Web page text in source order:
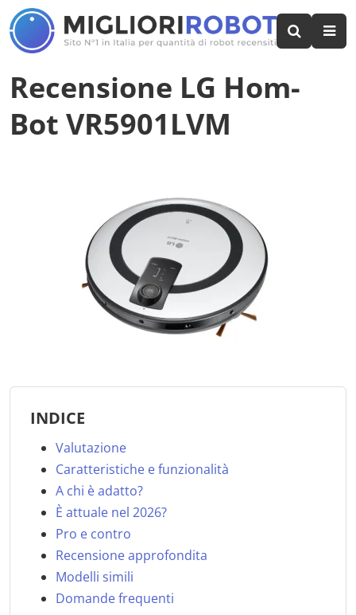
Recensione LG Hom-
Bot VR5901LVM
INDICE
Valutazione
Caratteristiche e funzionalità
A chi è adatto?
È attuale nel 2026?
Pro e contro
Recensione approfondita
Modelli simili
Domande frequenti